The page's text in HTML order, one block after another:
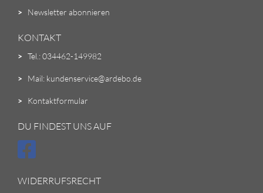
> Newsletter abonnieren
KONTAKT
> Tel.: 034462-149982
> Mail: kundenservice@ardebo.de
> Kontaktformular
DU FINDEST UNS AUF
WIDERRUFSRECHT